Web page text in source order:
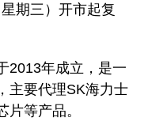
期三）开市起复
年成立，是一
主要代理SK海力士
等产品。